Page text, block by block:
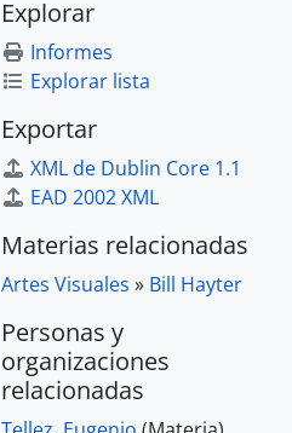
Explorar
Informes
Explorar lista
Exportar
XML de Dublin Core 1.1
EAD 2002 XML
Materias relacionadas
Artes Visuales » Bill Hayter
Personas y
organizaciones
relacionadas